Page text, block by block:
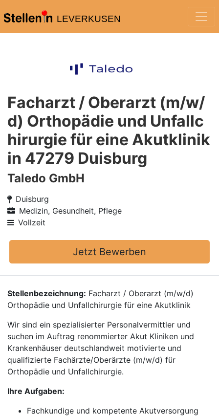
LEVERKUSEN
Facharzt / Oberarzt (m/w/
d) Orthopädie und Unfallc
hirurgie für eine Akutklinik
in 47279 Duisburg
Taledo GmbH
Duisburg
Medizin, Gesundheit, Pflege
Vollzeit
Jetzt Bewerben
Stellenbezeichnung: Facharzt / Oberarzt (m/w/d)
Orthopädie und Unfallchirurgie für eine Akutklinik
Wir sind ein spezialisierter Personalvermittler und
suchen im Auftrag renommierter Akut Kliniken und
Krankenhäuser deutschlandweit motivierte und
qualifizierte Fachärzte/Oberärzte (m/w/d) für
Orthopädie und Unfallchirurgie.
Ihre Aufgaben:
Fachkundige und kompetente Akutversorgung